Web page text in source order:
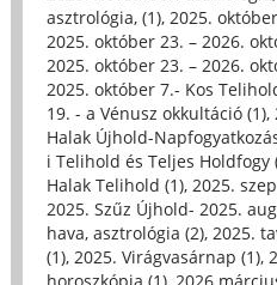
asztrológia, (1), 2025.
2025. október 23. – 2026.
2025. október 23. – 2026.
2025. október 7.- Kos
19. - a Vénusz okkultáció (1),
Halak Újhold-
i Telihold és Teljes Holdfogy
Halak Telihold (1), 2025.
2025. Szűz Újhold- 2025.
hava, asztrológia (2), 2025.
(1), 2025. Virágvasárnap (1),